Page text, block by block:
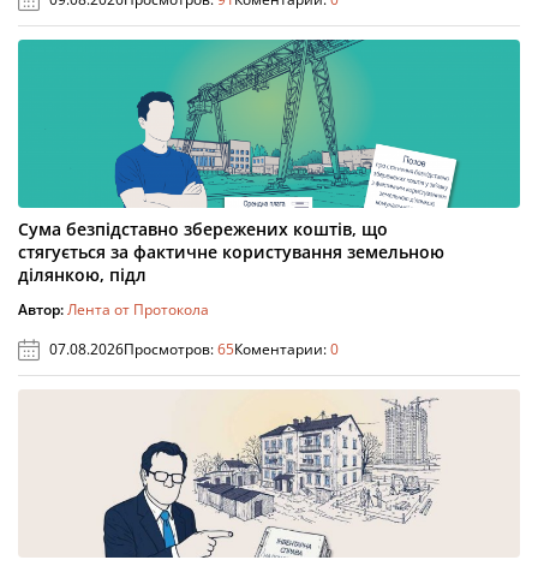
Сума безпідставно збережених коштів, що
стягується за фактичне користування земельною
ділянкою, підл
Автор:Лента от Протокола
07.08.2026Просмотров:65Коментарии:0